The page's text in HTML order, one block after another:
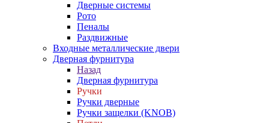
Дверные системы
Рото
Пеналы
Раздвижные
Входные металлические двери
Дверная фурнитура
Назад
Дверная фурнитура
Ручки
Ручки дверные
Ручки защелки (KNOB)